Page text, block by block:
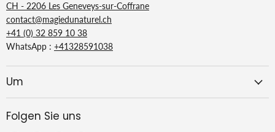
CH - 2206 Les Geneveys-sur-Coffrane
contact@magiedunaturel.ch
+41 (0) 32 859 10 38
WhatsApp : +41328591038
Um
Folgen Sie uns